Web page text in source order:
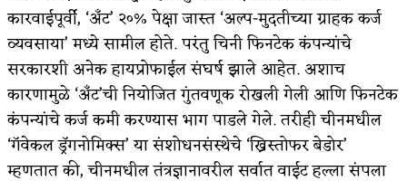
कारवाईपूर्वी, ‘अँट’ २०% पेक्षा जास्त ‘अल्प-मुदतीच्या ग्राहक कर्ज
व्यवसाया’ मध्ये सामील होते. परंतु चिनी फिनटेक कंपन्यांचे
सरकारशी अनेक हायप्रोफाईल संघर्ष झाले आहेत. अशाच
कारणामुळे ‘अँट’ची नियोजित गुंतवणूक रोखली गेली आणि फिनटेक
कंपन्यांचे कर्ज कमी करण्यास भाग पाडले गेले. तरीही चीनमधील
‘गॅवेकल ड्रॅगनोमिक्स’ या संशोधनसंस्थेचे ‘ख्रिस्तोफर बेडोर’
म्हणतात की, चीनमधील तंत्रज्ञानावरील सर्वात वाईट हल्ला संपला